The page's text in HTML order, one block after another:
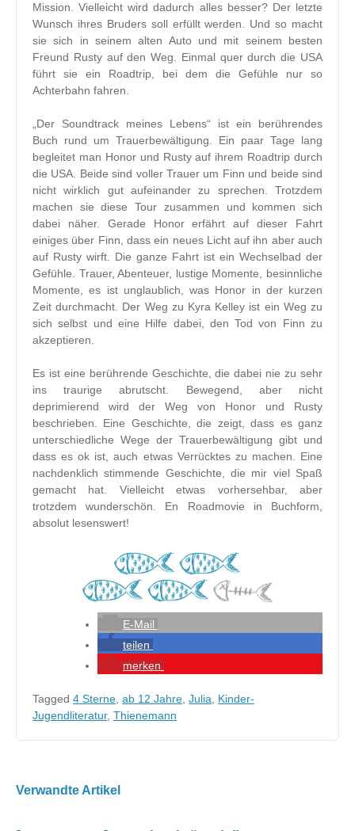
Mission. Vielleicht wird dadurch alles besser? Der letzte
Wunsch ihres Bruders soll erfüllt werden. Und so macht
sie sich in seinem alten Auto und mit seinem besten
Freund Rusty auf den Weg. Einmal quer durch die USA
führt sie ein Roadtrip, bei dem die Gefühle nur so
Achterbahn fahren.
„Der Soundtrack meines Lebens“ ist ein berührendes
Buch rund um Trauerbewältigung. Ein paar Tage lang
begleitet man Honor und Rusty auf ihrem Roadtrip durch
die USA. Beide sind voller Trauer um Finn und beide sind
nicht wirklich gut aufeinander zu sprechen. Trotzdem
machen sie diese Tour zusammen und kommen sich
dabei näher. Gerade Honor erfährt auf dieser Fahrt
einiges über Finn, dass ein neues Licht auf ihn aber auch
auf Rusty wirft. Die ganze Fahrt ist ein Wechselbad der
Gefühle. Trauer, Abenteuer, lustige Momente, besinnliche
Momente, es ist unglaublich, was Honor in der kurzen
Zeit durchmacht. Der Weg zu Kyra Kelley ist ein Weg zu
sich selbst und eine Hilfe dabei, den Tod von Finn zu
akzeptieren.
Es ist eine berührende Geschichte, die dabei nie zu sehr
ins traurige abrutscht. Bewegend, aber nicht
deprimierend wird der Weg von Honor und Rusty
beschrieben. Eine Geschichte, die zeigt, dass es ganz
unterschiedliche Wege der Trauerbewältigung gibt und
dass es ok ist, auch etwas Verrücktes zu machen. Eine
nachdenklich stimmende Geschichte, die mir viel Spaß
gemacht hat. Vielleicht etwas vorhersehbar, aber
trotzdem wunderschön. En Roadmovie in Buchform,
absolut lesenswert!
E-Mail
teilen
merken
Tagged 4 Sterne ab 12 Jahre Julia
Kinder-
Jugendliteratur, Thienemann
Verwandte Artikel
Beitragsnavigation